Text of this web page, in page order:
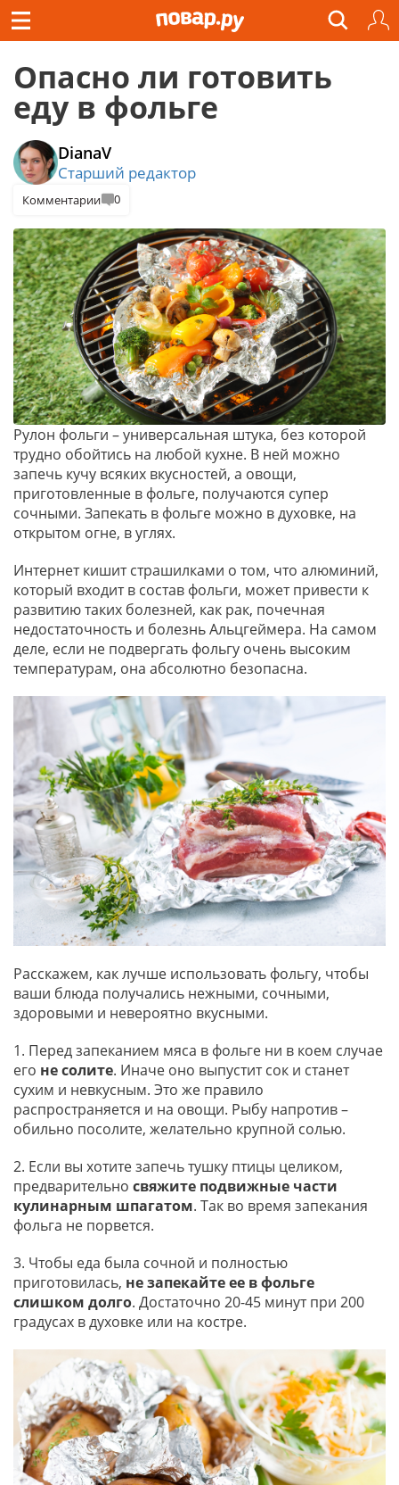
Опасно ли готовить
еду в фольге
DianaV
Старший редактор
Комментарии 0
Рулон фольги – универсальная штука, без которой
трудно обойтись на любой кухне. В ней можно
запечь кучу всяких вкусностей, а овощи,
приготовленные в фольге, получаются супер
сочными. Запекать в фольге можно в духовке, на
открытом огне, в углях.
Интернет кишит страшилками о том, что алюминий,
который входит в состав фольги, может привести к
развитию таких болезней, как рак, почечная
недостаточность и болезнь Альцгеймера. На самом
деле, если не подвергать фольгу очень высоким
температурам, она абсолютно безопасна.
Расскажем, как лучше использовать фольгу, чтобы
ваши блюда получались нежными, сочными,
здоровыми и невероятно вкусными.
1. Перед запеканием мяса в фольге ни в коем случае
его не солите. Иначе оно выпустит сок и станет
сухим и невкусным. Это же правило
распространяется и на овощи. Рыбу напротив –
обильно посолите, желательно крупной солью.
2. Если вы хотите запечь тушку птицы целиком,
предварительно свяжите подвижные части
кулинарным шпагатом. Так во время запекания
фольга не порвется.
3. Чтобы еда была сочной и полностью
приготовилась, не запекайте ее в фольге
слишком долго. Достаточно 20-45 минут при 200
градусах в духовке или на костре.